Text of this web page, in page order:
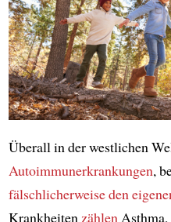
Überall in der westlichen
Autoimmunerkrankungen,
fälschlicherweise den
Krankheiten zählen